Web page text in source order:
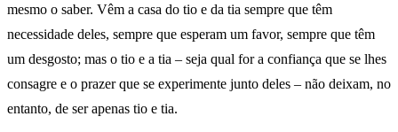
mesmo o saber. Vêm a casa do tio e da tia sempre que têm
necessidade deles, sempre que esperam um favor, sempre que têm
um desgosto; mas o tio e a tia – seja qual for a confiança que se lhes
consagre e o prazer que se experimente junto deles – não deixam, no
entanto, de ser apenas tio e tia.